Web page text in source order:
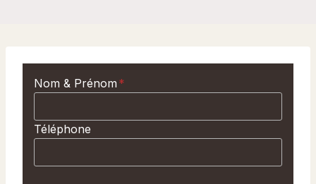
Nom & Prénom *
Téléphone